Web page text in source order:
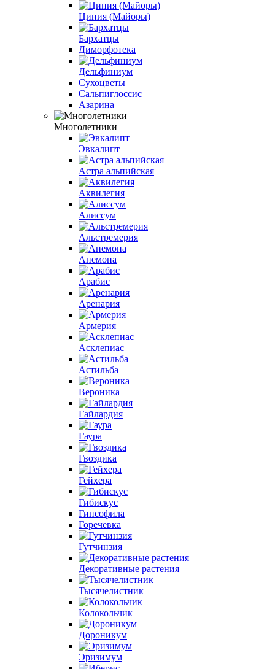
Циния (Майоры)
Бархатцы
Диморфотека
Дельфиниум
Сухоцветы
Сальпиглоссис
Азарина
Многолетники
Эвкалипт
Астра альпийская
Аквилегия
Алиссум
Альстремерия
Анемона
Арабис
Аренария
Армерия
Асклепиас
Астильба
Вероника
Гайлардия
Гаура
Гвоздика
Гейхера
Гибискус
Гипсофила
Горечевка
Гутчинзия
Декоративные растения
Тысячелистник
Колокольчик
Дороникум
Эризимум